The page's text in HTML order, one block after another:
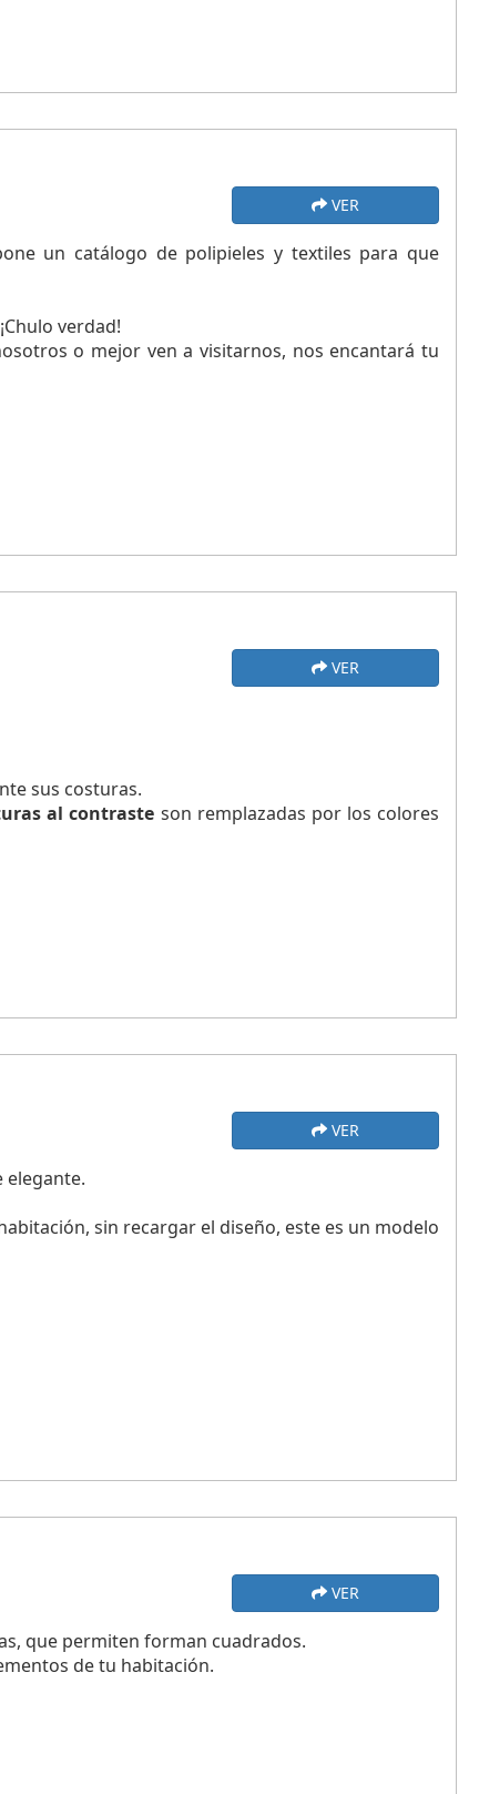
VER
un catálogo de polipieles y textiles para que
verdad!
o mejor ven a visitarnos, nos encantará tu
VER
sus costuras.
al contraste son remplazadas por los colores
VER
elegante.
sin recargar el diseño, este es un modelo
VER
que permiten forman cuadrados.
de tu habitación.